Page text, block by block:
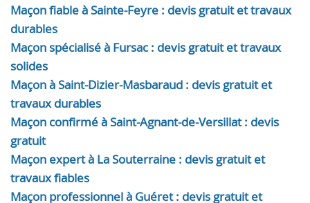
Maçon fiable à Sainte-Feyre : devis gratuit et travaux
durables
Maçon spécialisé à Fursac : devis gratuit et travaux
solides
Maçon à Saint-Dizier-Masbaraud : devis gratuit et
travaux durables
Maçon confirmé à Saint-Agnant-de-Versillat : devis
gratuit
Maçon expert à La Souterraine : devis gratuit et
travaux fiables
Maçon professionnel à Guéret : devis gratuit et